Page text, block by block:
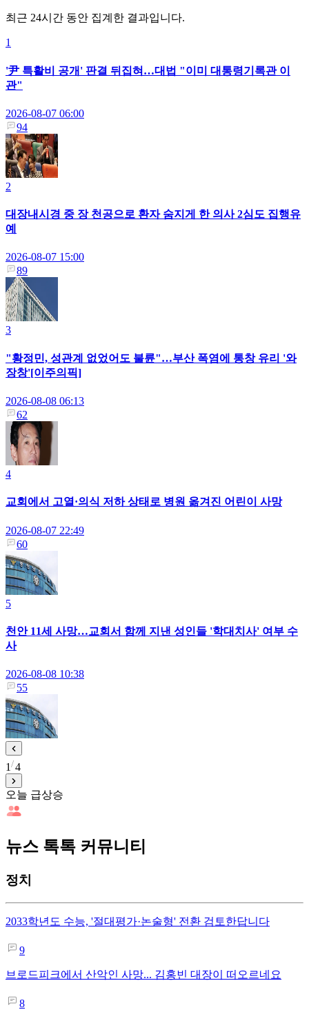
최근 24시간 동안 집계한 결과입니다.
1
'尹 특활비 공개' 판결 뒤집혀…대법 "이미 대통령기록관 이
관"
2026-08-07 06:00
94
2
대장내시경 중 장 천공으로 환자 숨지게 한 의사 2심도 집행유
예
2026-08-07 15:00
89
3
"황정민, 성관계 없었어도 불륜"…부산 폭염에 통창 유리 '와
장창'[이주의픽]
2026-08-08 06:13
62
4
교회에서 고열·의식 저하 상태로 병원 옮겨진 어린이 사망
2026-08-07 22:49
60
5
천안 11세 사망…교회서 함께 지낸 성인들 '학대치사' 여부 수
사
2026-08-08 10:38
55
1 4
오늘 급상승
뉴스 톡톡 커뮤니티
정치
2033학년도 수능, '절대평가·논술형' 전환 검토한답니다
9
브로드피크에서 산악인 사망... 김홍빈 대장이 떠오르네요
8